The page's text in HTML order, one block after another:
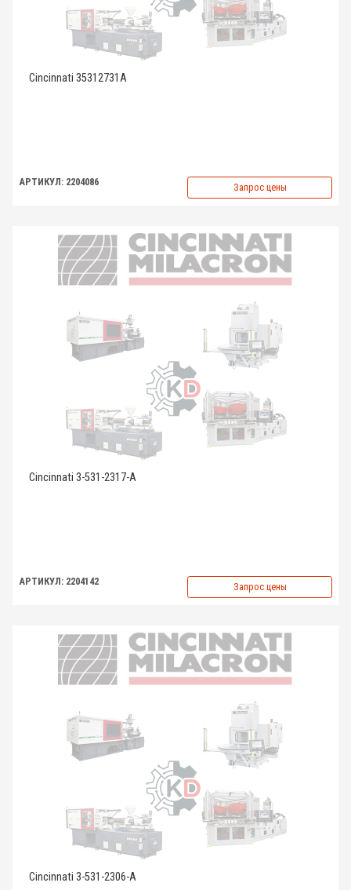
Cincinnati 35312731A
АРТИКУЛ: 2204086 Запрос цены
Cincinnati 3-531-2317-A
АРТИКУЛ: 2204142 Запрос цены
Cincinnati 3-531-2306-A